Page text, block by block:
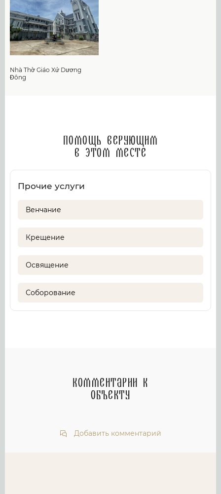
Nhà Thờ Giáo Xứ Dương
Đông
Помощь верующим
в этом месте
Прочие услуги
Венчание
Крещение
Освящение
Соборование
Комментарии к
объекту
Добавить комментарий